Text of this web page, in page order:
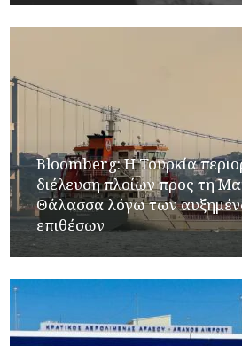
Bloomberg: Η Τουρκία
διέλευση πλοίων προς τη
Θάλασσα λόγω των
επιθέσων